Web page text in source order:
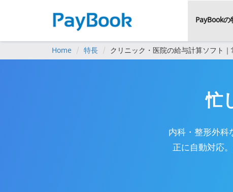
PayBookの
Home 特長 クリニック・医院の給与計算ソフト
忙
内科・整形外科
正に自動対応